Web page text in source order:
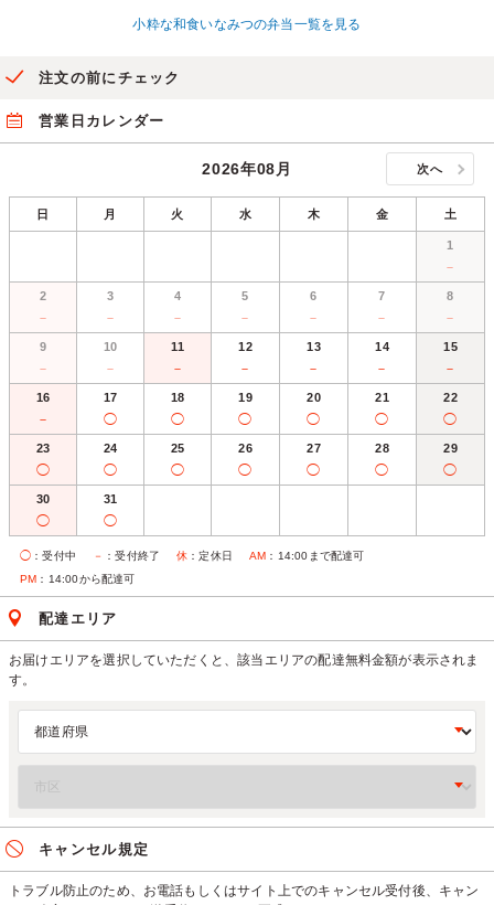
小粋な和食いなみつの弁当一覧を見る
注文の前にチェック
営業日カレンダー
2026年08月 次へ
日 月 火 水 木 金 土
1
－
2
－
3
－
4
－
5
－
6
－
7
－
8
－
9
－
10
－
11
－
12
－
13
－
14
－
15
－
16
－
17
◯
18
◯
19
◯
20
◯
21
◯
22
◯
23
◯
24
◯
25
◯
26
◯
27
◯
28
◯
29
◯
30
◯
31
◯
◯ ：受付中 － ：受付終了 休 ：定休日 AM ：14:00まで配達可
PM ：14:00から配達可
配達エリア
お届けエリアを選択していただくと、該当エリアの配達無料金額が表示されま
す。
キャンセル規定
トラブル防止のため、お電話もしくはサイト上でのキャンセル受付後、キャン